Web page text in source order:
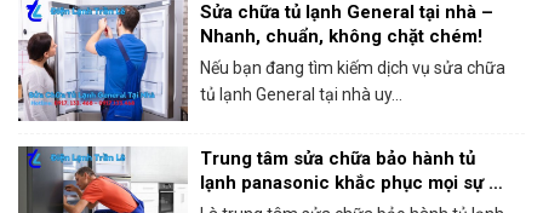
Sửa chữa tủ lạnh General tại nhà –
Nhanh, chuẩn, không chặt chém!
Nếu bạn đang tìm kiếm dịch vụ sửa chữa
tủ lạnh General tại nhà uy...
Trung tâm sửa chữa bảo hành tủ
lạnh panasonic khắc phục mọi sự cố
trong 1 lần gọi